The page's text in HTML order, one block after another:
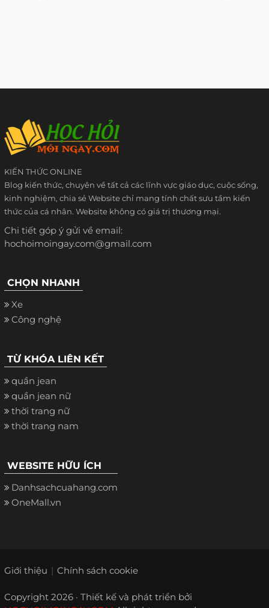
KIẾN THỨC ONLINE
Blog kiến thức, chuyên về tất cả các lĩnh vực giáo dục, cuộc sống,
kinh nghiệm, chia sẻ Website chỉ mang tính chất sưu tầm kiến
thức của cá nhân. Website không có giá trị thương mại.
Chi tiết góp ý gửi về email:
hochoimoingay.com@gmail.com
CHỌN NHANH
Xe
Công nghệ
TỪ KHÓA LIÊN KẾT
quần jean
quần jean nữ
thời trang nữ
thời trang nam
WEBSITE HỮU ÍCH
Danhsachcuahang.com
OneMall.vn
Giới thiệu Chính sách cookie
Copyright 2026 · Thiết kế và phát triển bởi